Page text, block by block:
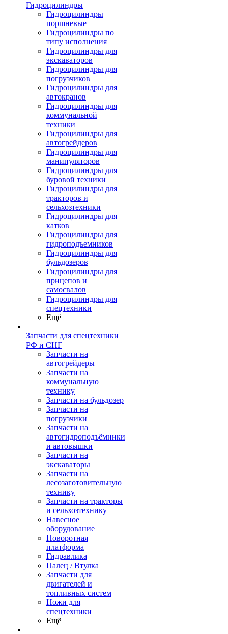
Гидроцилиндры
Гидроцилиндры
поршневые
Гидроцилиндры по
типу исполнения
Гидроцилиндры для
экскаваторов
Гидроцилиндры для
погрузчиков
Гидроцилиндры для
автокранов
Гидроцилиндры для
коммунальной
техники
Гидроцилиндры для
автогрейдеров
Гидроцилиндры для
манипуляторов
Гидроцилиндры для
буровой техники
Гидроцилиндры для
тракторов и
сельхозтехники
Гидроцилиндры для
катков
Гидроцилиндры для
гидроподъемников
Гидроцилиндры для
бульдозеров
Гидроцилиндры для
прицепов и
самосвалов
Гидроцилиндры для
спецтехники
Ещё
Запчасти для спецтехники
РФ и СНГ
Запчасти на
автогрейдеры
Запчасти на
коммунальную
технику
Запчасти на бульдозер
Запчасти на
погрузчики
Запчасти на
автогидроподъёмники
и автовышки
Запчасти на
экскаваторы
Запчасти на
лесозаготовительную
технику
Запчасти на тракторы
и сельхозтехнику
Навесное
оборудование
Поворотная
платформа
Гидравлика
Палец / Втулка
Запчасти для
двигателей и
топливных систем
Ножи для
спецтехники
Ещё